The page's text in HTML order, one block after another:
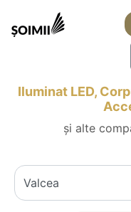
Iluminat LED,
și alte